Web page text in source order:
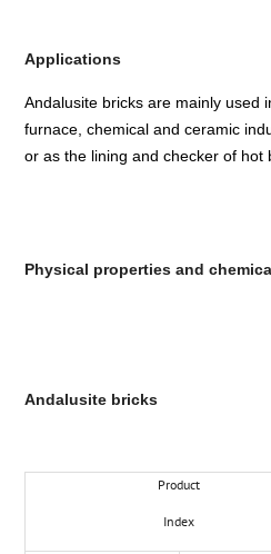
Applications
Andalusite bricks are mainly used
furnace, chemical and ceramic
or as the lining and checker of hot
Physical properties and
Andalusite bricks
Product
Index